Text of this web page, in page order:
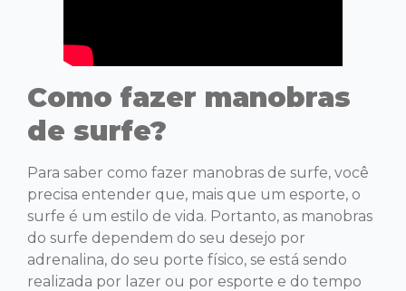
Como fazer manobras
de surfe?
Para saber como fazer manobras de surfe, você
precisa entender que, mais que um esporte, o
surfe é um estilo de vida. Portanto, as manobras
do surfe dependem do seu desejo por
adrenalina, do seu porte físico, se está sendo
realizada por lazer ou por esporte e do tempo